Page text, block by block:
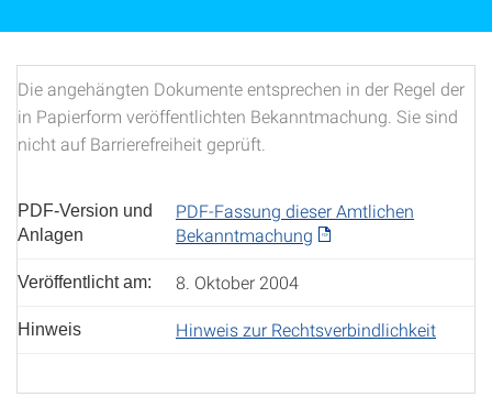
Die angehängten Dokumente entsprechen in der Regel der
in Papierform veröffentlichten Bekanntmachung. Sie sind
nicht auf Barrierefreiheit geprüft.
PDF-Version und
Anlagen
PDF-Fassung dieser Amtlichen
Bekanntmachung
Veröffentlicht am: 8. Oktober 2004
Hinweis Hinweis zur Rechtsverbindlichkeit